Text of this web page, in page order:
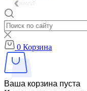
0 Корзина
Ваша корзина пуста